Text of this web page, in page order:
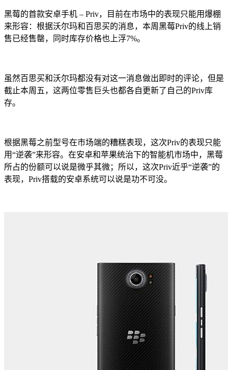
黑莓的首款安卓手机 – Priv，目前在市场中的表现只能用爆棚
来形容：根据沃尔玛和百思买的消息，本周黑莓Priv的线上销
售已经售罄，同时库存价格也上浮7%。
虽然百思买和沃尔玛都没有对这一消息做出即时的评论，但是
截止本周五，这两位零售巨头也都各自更新了自己的Priv库
存。
根据黑莓之前型号在市场端的糟糕表现，这次Priv的表现只能
用“逆袭”来形容。在安卓和苹果统治下的智能机市场中，黑莓
所占的份额可以说是微乎其微；所以，这次Priv近乎“逆袭”的
表现，Priv搭载的安卓系统可以说是功不可没。